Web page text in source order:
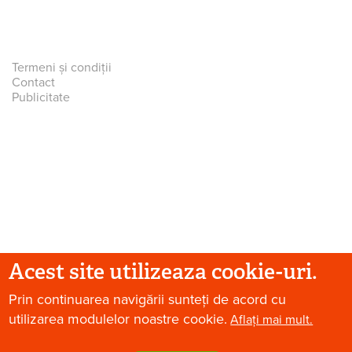
Termeni și condiții
Contact
Publicitate
Acest site utilizeaza cookie-uri.
Prin continuarea navigării sunteți de acord cu
utilizarea modulelor noastre cookie. Aflați mai mult.